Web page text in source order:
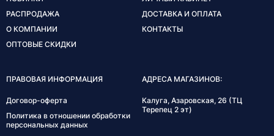
РАСПРОДАЖА
О КОМПАНИИ
ОПТОВЫЕ СКИДКИ
ДОСТАВКА И ОПЛАТА
КОНТАКТЫ
ПРАВОВАЯ ИНФОРМАЦИЯ
Договор-оферта
Политика в отношении обработки
персональных данных
АДРЕСА МАГАЗИНОВ:
Калуга, Азаровская, 26 (ТЦ
Терепец 2 эт)